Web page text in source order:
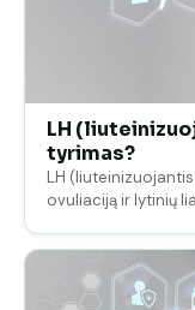
LH
tyrimas?
LH
ovuliaciją ir lytinių